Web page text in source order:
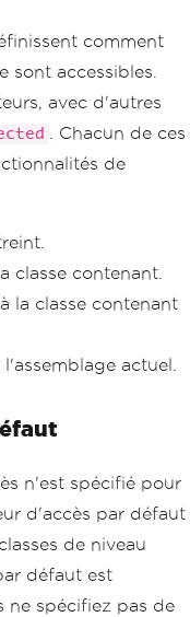
comment
sont accessibles.
avec d'autres
. Chacun de ces
de
classe contenant.
la classe contenant
actuel.
n'est spécifié pour
d'accès par défaut
de niveau
défaut est
ne spécifiez pas de